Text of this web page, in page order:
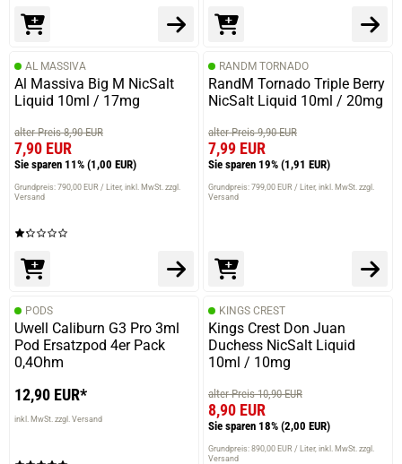
AL MASSIVA
Al Massiva Big M NicSalt
Liquid 10ml / 17mg
alter Preis 8,90 EUR
7,90 EUR
Sie sparen 11% (1,00 EUR)
Grundpreis: 790,00 EUR / Liter inkl. MwSt. zzgl.
Versand
RANDM TORNADO
RandM Tornado Triple Berry
NicSalt Liquid 10ml / 20mg
alter Preis 9,90 EUR
7,99 EUR
Sie sparen 19% (1,91 EUR)
Grundpreis: 799,00 EUR / Liter inkl. MwSt. zzgl.
Versand
PODS
Uwell Caliburn G3 Pro 3ml
Pod Ersatzpod 4er Pack
0,4Ohm
12,90 EUR*
inkl. MwSt. zzgl. Versand
KINGS CREST
Kings Crest Don Juan
Duchess NicSalt Liquid
10ml / 10mg
alter Preis 10,90 EUR
8,90 EUR
Sie sparen 18% (2,00 EUR)
Grundpreis: 890,00 EUR / Liter inkl. MwSt. zzgl.
Versand